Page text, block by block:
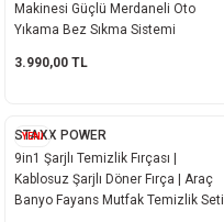
Makinesi Güçlü Merdaneli Oto
Yıkama Bez Sıkma Sistemi
3.990,00 TL
YENİ
STAXX POWER
9in1 Şarjlı Temizlik Fırçası |
Kablosuz Şarjlı Döner Fırça | Araç
Banyo Fayans Mutfak Temizlik Seti